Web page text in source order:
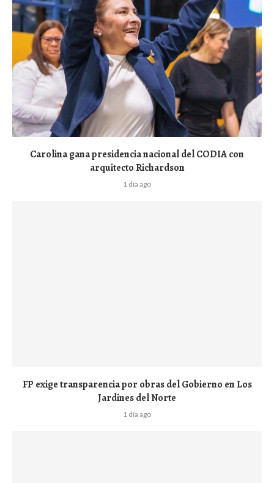
Carolina gana presidencia nacional del CODIA con
arquitecto Richardson
1 día ago
FP exige transparencia por obras del Gobierno en Los
Jardines del Norte
1 día ago